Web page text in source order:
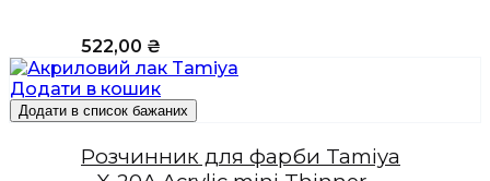
522,00 ₴
Додати в кошик
Додати в список бажаних
Розчинник для фарби Tamiya